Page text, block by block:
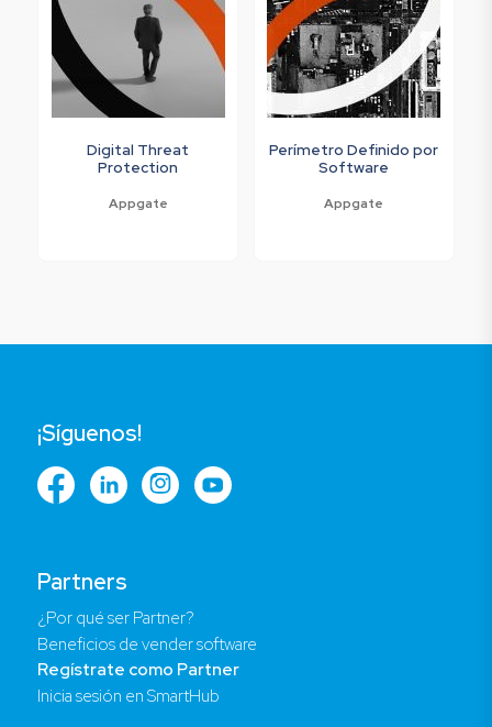
Digital Threat
Protection
Appgate
Perímetro Definido por
Software
Appgate
Partners
¿Por qué ser Partner?
Beneficios de vender software
Regístrate como Partner
Inicia sesión en SmartHub
¡Síguenos!